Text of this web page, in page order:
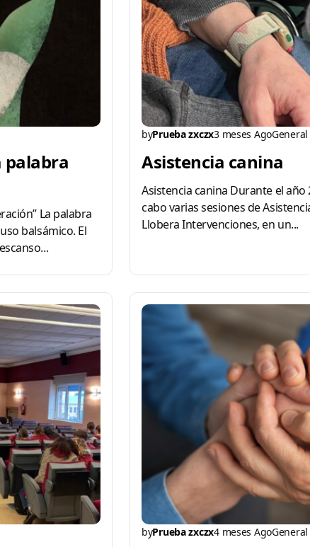
palabra
La palabra
balsámico. El
byPrueba zxczx3 meses AgoGeneral
Asistencia canina
Asistencia canina Durante el año
cabo varias sesiones de
Llobera Intervenciones, en un...
byPrueba zxczx4 meses AgoGeneral